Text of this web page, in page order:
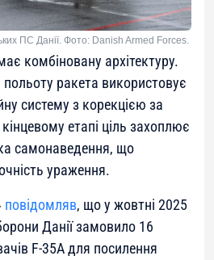
ПС Данії. Фото: Danish Armed Forces.
комбіновану архітектуру.
ракета використовує
систему з корекцією за
етапі ціль захоплює
самонаведення, що
ураження.
повідомляв, що у жовтні 2025
Данії замовило 16
F-35A для посилення